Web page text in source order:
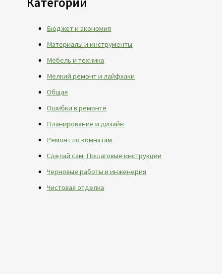
Бюджет и экономия
Материалы и инструменты
Мебель и техника
Мелкий ремонт и лайфхаки
Общая
Ошибки в ремонте
Планирование и дизайн
Ремонт по комнатам
Сделай сам: Пошаговые инструкции
Черновые работы и инженерия
Чистовая отделка